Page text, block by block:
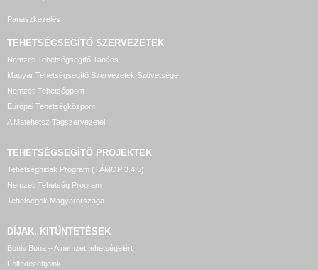
Panaszkezelés
TEHETSÉGSEGÍTŐ SZERVEZETEK
Nemzeti Tehetségsegítő Tanács
Magyar Tehetségsegítő Szervezetek Szövetsége
Nemzeti Tehetségpont
Európai Tehetségközpont
A Matehetsz Tagszervezetei
TEHETSÉGSEGÍTŐ PROJEKTEK
Tehetséghidak Program (TÁMOP 3.4.5)
Nemzeti Tehetség Program
Tehetségek Magyarországa
DÍJAK, KITÜNTETÉSEK
Bonis Bona – A nemzet tehetségeiért
Felfedezettjeink